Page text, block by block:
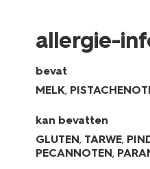
allergie-
bevat
MELK,
kan bevatten
GLUTEN, TARWE,
PECANNOTEN,